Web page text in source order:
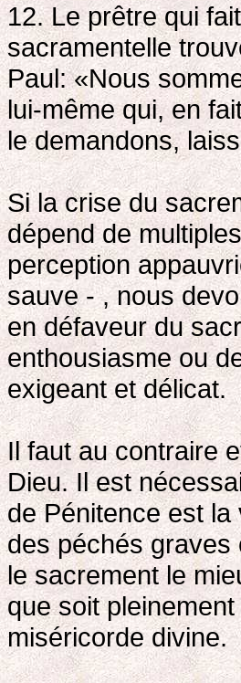
12. Le prêtre qui
sacramentelle
Paul: «Nous
lui-même qui, en
le demandons,
Si la crise du
dépend de
perception
sauve - , nous
en défaveur du
enthousiasme ou
exigeant et délicat.
Il faut au contraire
Dieu. Il est
de Pénitence est
des péchés graves
le sacrement le
que soit
miséricorde divine.